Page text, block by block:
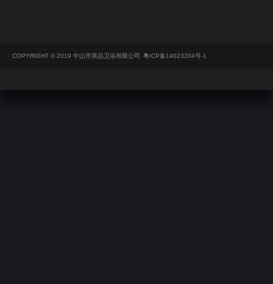
COPYRIGHT © 2019 中山市英品卫浴有限公司 粤ICP备14023204号-1